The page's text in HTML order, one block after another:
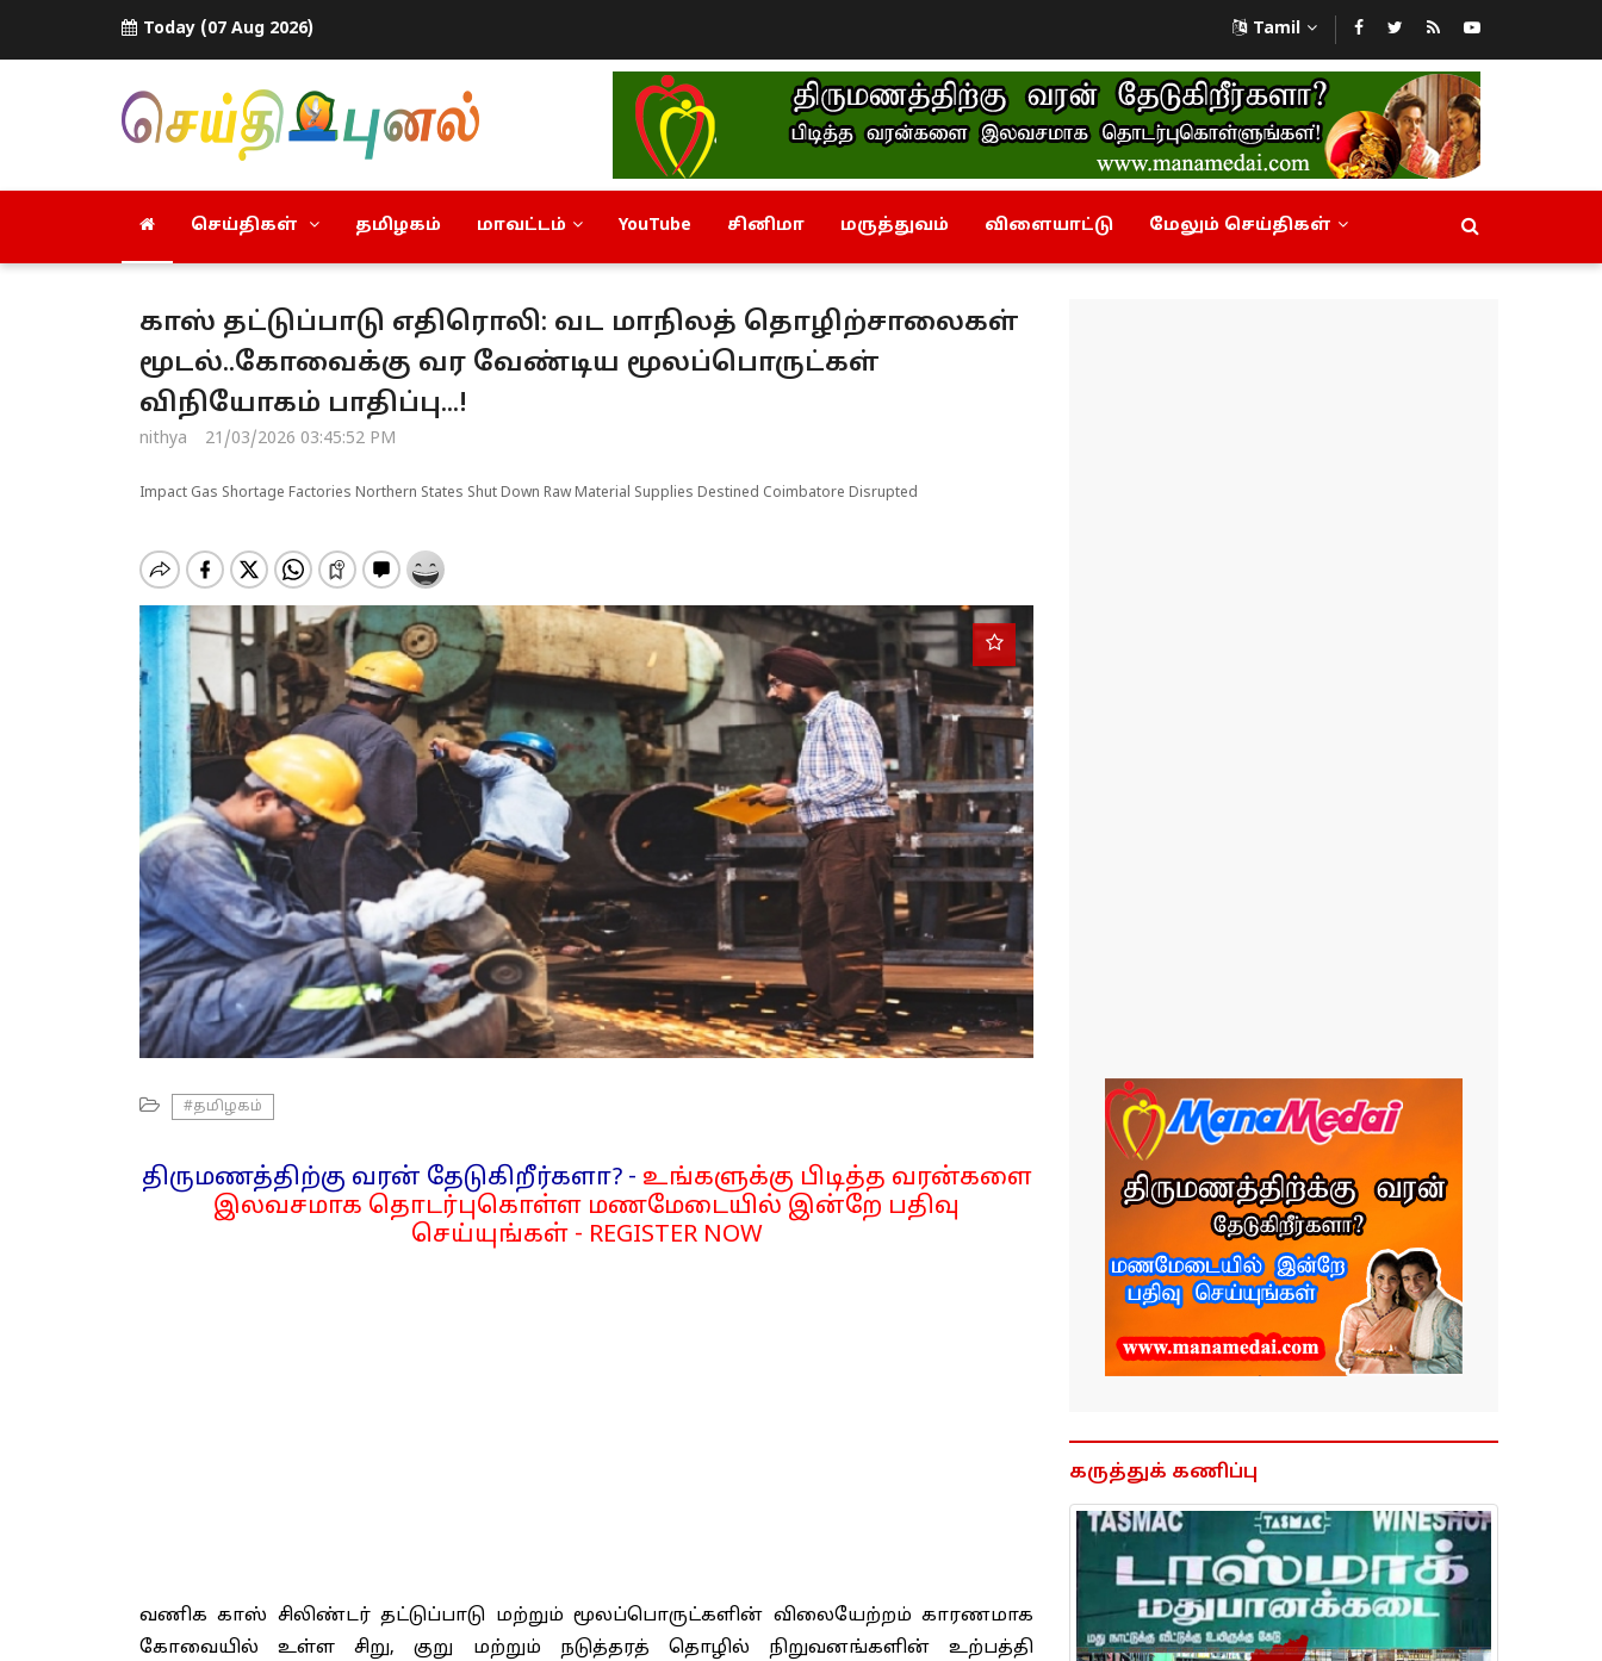
Today (07 Aug 2026) Tamil
செய்திகள் தமிழகம் மாவட்டம் YouTube சினிமா மருத்துவம் விளையாட்டு மேலும் செய்திகள்
காஸ் தட்டுப்பாடு எதிரொலி: வட மாநிலத் தொழிற்சாலைகள்
மூடல்..கோவைக்கு வர வேண்டிய மூலப்பொருட்கள்
விநியோகம் பாதிப்பு...!
nithya 21/03/2026 03:45:52 PM
Impact Gas Shortage Factories Northern States Shut Down Raw Material Supplies Destined Coimbatore Disrupted
#தமிழகம்
திருமணத்திற்கு வரன் தேடுகிறீர்களா? - உங்களுக்கு பிடித்த வரன்களை
இலவசமாக தொடர்புகொள்ள மணமேடையில் இன்றே பதிவு
செய்யுங்கள் - REGISTER NOW
வணிக காஸ் சிலிண்டர் தட்டுப்பாடு மற்றும் மூலப்பொருட்களின் விலையேற்றம் காரணமாக
கோவையில் உள்ள சிறு, குறு மற்றும் நடுத்தரத் தொழில் நிறுவனங்களின் உற்பத்தி
கருத்துக் கணிப்பு